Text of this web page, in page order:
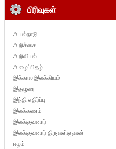
பிரிவுகள்
அயல்நாடு
அறிக்கை
அறிவியல்
அழைப்பிதழ்
இக்கால இலக்கியம்
இதழுரை
இந்தி எதிர்ப்பு
இலக்கணம்
இலக்குவனார்
இலக்குவனார் திருவள்ளுவன்
ஈழம்